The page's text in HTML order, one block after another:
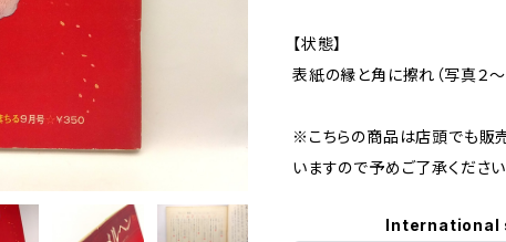
【状態】
表紙の縁と角に擦れ（写真２～
※こちらの商品は店頭でも販
いますので予めご了承ください
International